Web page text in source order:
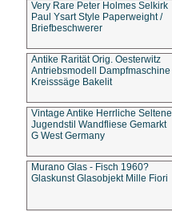
Very Rare Peter Holmes Selkirk
Paul Ysart Style Paperweight /
Briefbeschwerer
Antike Rarität Orig. Oesterwitz
Antriebsmodell Dampfmaschine
Kreisssäge Bakelit
Vintage Antike Herrliche Seltene
Jugendstil Wandfliese Gemarkt
G West Germany
Murano Glas - Fisch 1960?
Glaskunst Glasobjekt Mille Fiori